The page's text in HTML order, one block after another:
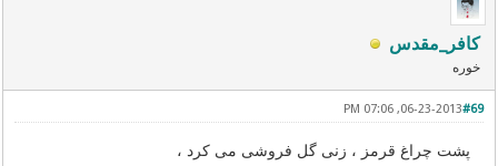
کافر_مقدس
خوره
#69
06-23-2013, 07:06 PM
پشت چراغ قرمز ، زنی گل فروشی می کرد ،